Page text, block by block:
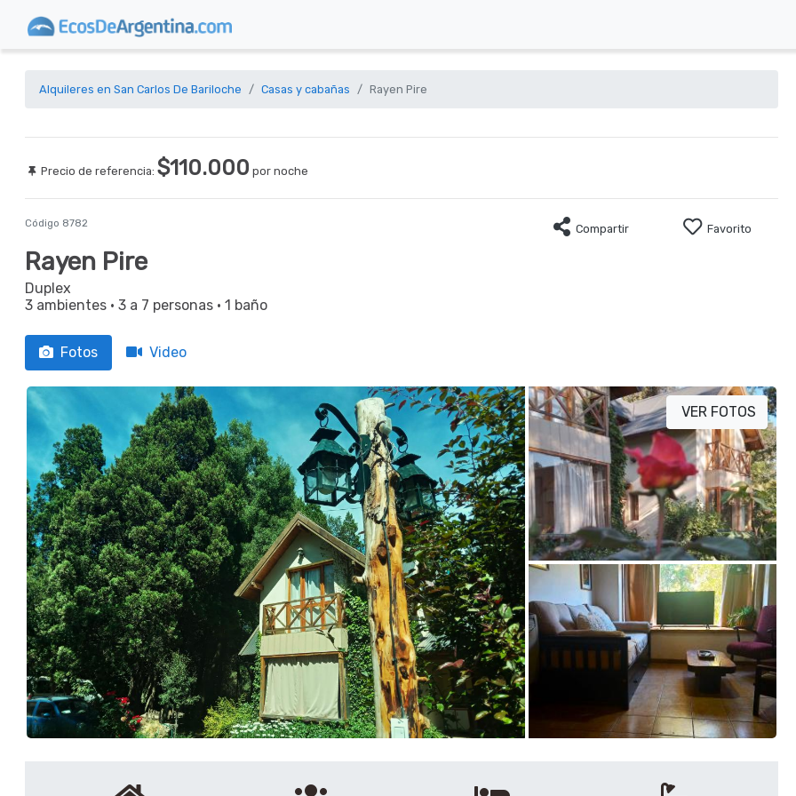
Alquileres en San Carlos De Bariloche Casas y cabañas Rayen Pire
Precio de referencia: $110.000 por noche
Código 8782 Compartir Favorito
Rayen Pire
Duplex
3 ambientes · 3 a 7 personas · 1 baño
Fotos Video
VER FOTOS